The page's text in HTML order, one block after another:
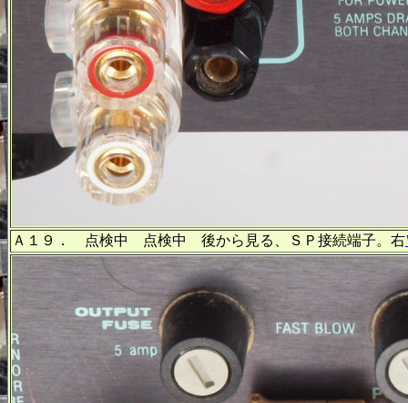
Ａ１９． 点検中 点検中 後から見る、ＳＰ接続端子。右